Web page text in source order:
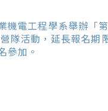
機電工程學系舉辦「
隊活動，延長報名期
參加。